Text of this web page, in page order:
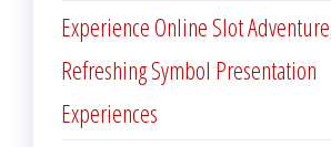
Experience Online Slot
Refreshing Symbol Presentation
Experiences